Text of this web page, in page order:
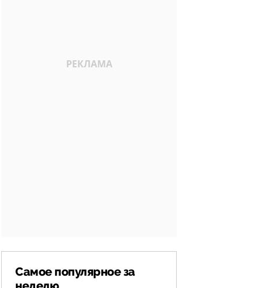
Самое популярное за